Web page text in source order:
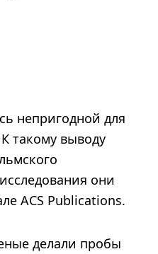
непригодной для
такому выводу
они
ACS Publications.
делали пробы